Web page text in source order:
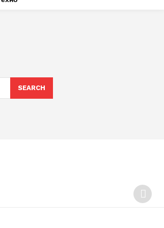
SEARCH